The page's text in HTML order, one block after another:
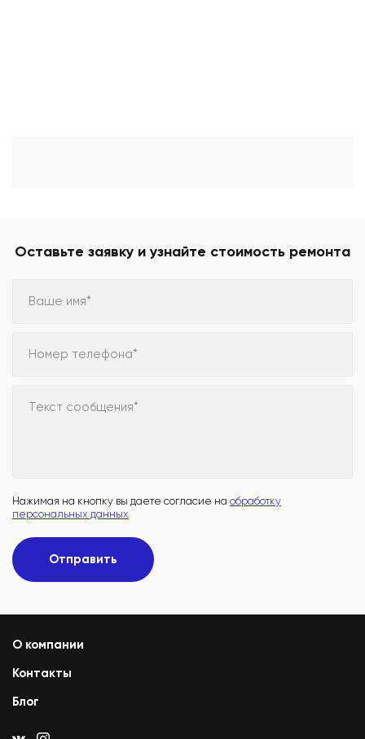
Оставьте заявку и узнайте стоимость ремонта
Ваше имя*
Номер телефона*
Текст сообщения*
Нажимая на кнопку вы даете согласие на обработку
персональных данных
Отправить
О компании
Контакты
Блог